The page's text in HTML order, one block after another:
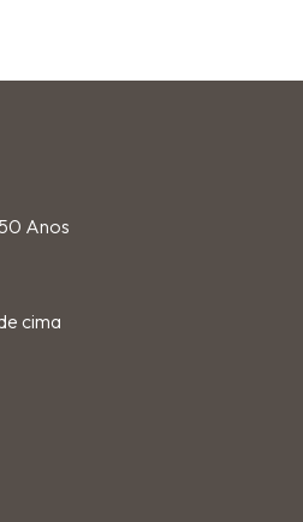
Anos
cima